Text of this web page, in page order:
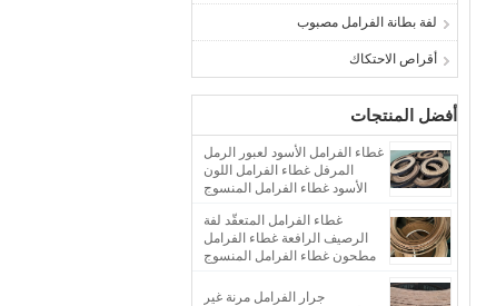
لفة بطانة الفرامل مصبوب
أقراص الاحتكاك
أفضل المنتجات
غطاء الفرامل الأسود لعبور الرمل
المرفل غطاء الفرامل اللون
الأسود غطاء الفرامل المنسوج
غطاء الفرامل المتعقّد لفة
الرصيف الرافعة غطاء الفرامل
مطحون غطاء الفرامل المنسوج
جرار الفرامل مرنة غير